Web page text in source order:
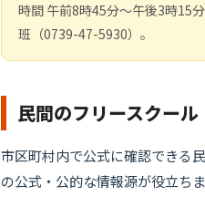
時間 午前8時45分～午後3時15
班（0739-47-5930）。
民間のフリースクー
市区町村内で公式に確認できる
の公式・公的な情報源が役立ちま